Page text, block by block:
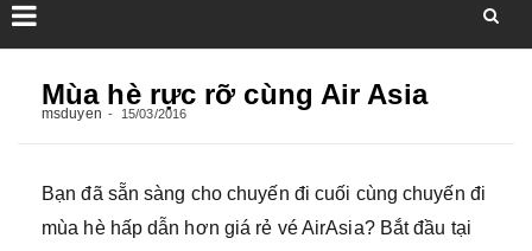
content
Mùa hè rực rỡ cùng Air Asia
msduyen 15/03/2016
Bạn đã sẵn sàng cho chuyến đi cuối cùng chuyến đi
mùa hè hấp dẫn hơn giá rẻ vé AirAsia? Bắt đầu tại